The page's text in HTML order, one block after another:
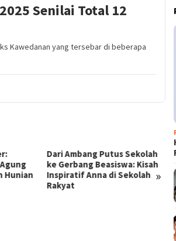
Senilai Total 12
Kawedanan yang tersebar di beberapa
»
Kisah
Terobosan Ekonomi
Prabowo: Dari Kampung Haji
di Mekkah hingga Efisiensi
BUMN Triliunan Rupiah